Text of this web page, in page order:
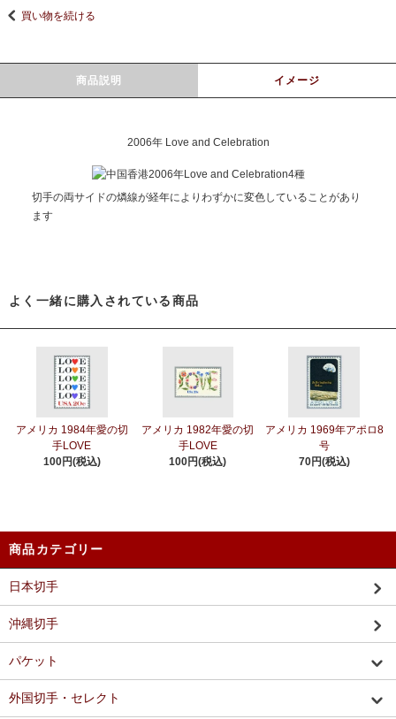
買い物を続ける
商品説明 イメージ
2006年 Love and Celebration
切手の両サイドの燐線が経年によりわずかに変色していることがあり
ます
よく一緒に購入されている商品
アメリカ 1984年愛の切
手LOVE
100円(税込)
アメリカ 1982年愛の切
手LOVE
100円(税込)
アメリカ 1969年アポロ8
号
70円(税込)
商品カテゴリー
日本切手
沖縄切手
パケット
外国切手・セレクト